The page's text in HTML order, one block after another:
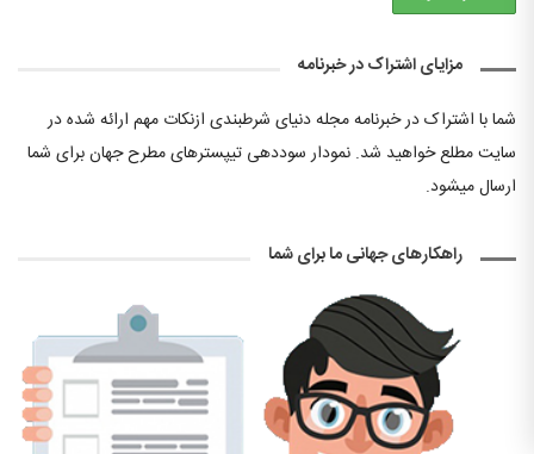
مزایای اشتراک در خبرنامه
شما با اشتراک در خبرنامه مجله دنیای شرطبندی ازنکات مهم ارائه شده در
سایت مطلع خواهید شد. نمودار سوددهی تیپسترهای مطرح جهان برای شما
ارسال میشود.
راهکارهای جهانی ما برای شما